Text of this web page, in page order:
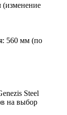
560 мм (по
Steel
на выбор